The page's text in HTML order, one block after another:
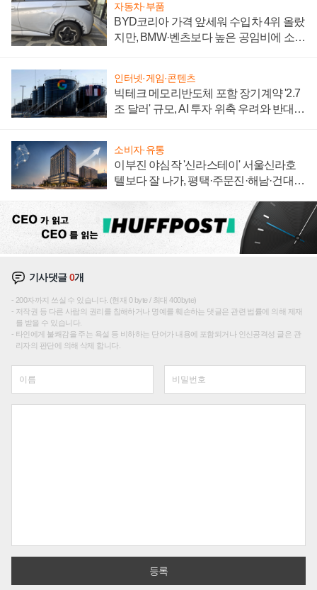
자동차·부품
BYD코리아 가격 앞세워 수입차 4위 올랐
지만, BMW·벤츠보다 높은 공임비에 소비
인터넷·게임·콘텐츠
빅테크 메모리반도체 포함 장기계약 '2.7
조 달러' 규모, AI 투자 위축 우려와 반대
소비자·유통
이부진 야심작 '신라스테이' 서울신라호
텔보다 잘 나가, 평택·주문진·해남·건대로
기사댓글0개
200자까지 쓰실 수 있습니다. (현재 0 byte / 최대 400byte)
저작권 등 다른 사람의 권리를 침해하거나 명예를 훼손하는 댓글은 관련 법률에 의해 제재
를 받을 수 있습니다.
타인에게 불쾌감을 주는 욕설 등 비하하는 단어가 내용에 포함되거나 인신공격성 글은 관
리자의 판단에 의해 삭제 합니다.